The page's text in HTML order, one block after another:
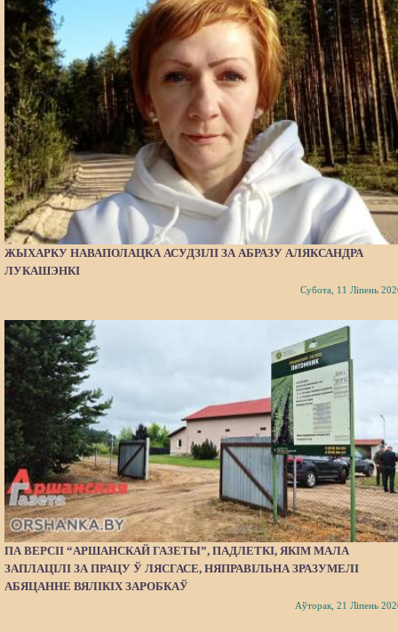
ЖЫХАРКУ НАВАПОЛАЦКА АСУДЗІЛІ ЗА АБРАЗУ АЛЯКСАНДРА
ЛУКАШЭНКІ
Субота, 11 Ліпень
ПА ВЕРСІІ “АРШАНСКАЙ ГАЗЕТЫ”, ПАДЛЕТКІ, ЯКІМ МАЛА
ЗАПЛАЦІЛІ ЗА ПРАЦУ Ў ЛЯСГАСЕ, НЯПРАВІЛЬНА ЗРАЗУМЕЛІ
АБЯЦАННЕ ВЯЛІКІХ ЗАРОБКАЎ
Аўторак, 21 Ліпень